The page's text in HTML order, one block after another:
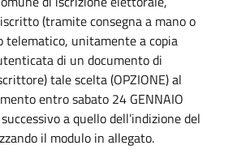
(tramite consegna a mano o
telematico, unitamente a copia
di un documento di
tale scelta (OPZIONE) al
entro sabato 24 GENNAIO
a quello dell’indizione del
il modulo in allegato.